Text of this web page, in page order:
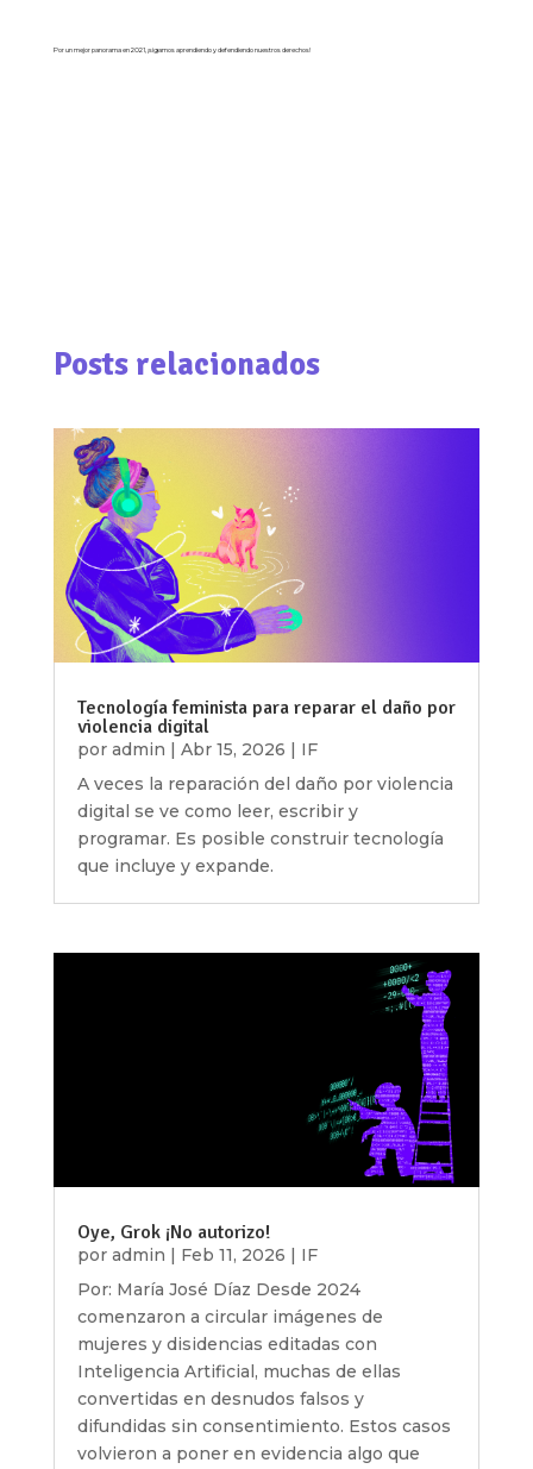
Por un mejor panorama en 2021, ¡sigamos aprendiendo y defendiendo nuestros derechos!
Posts relacionados
Tecnología feminista para reparar el daño por
violencia digital
por admin | Abr 15, 2026 | IF
A veces la reparación del daño por violencia
digital se ve como leer, escribir y
programar. Es posible construir tecnología
que incluye y expande.
Oye, Grok ¡No autorizo!
por admin | Feb 11, 2026 | IF
Por: María José Díaz Desde 2024
comenzaron a circular imágenes de
mujeres y disidencias editadas con
Inteligencia Artificial, muchas de ellas
convertidas en desnudos falsos y
difundidas sin consentimiento. Estos casos
volvieron a poner en evidencia algo que